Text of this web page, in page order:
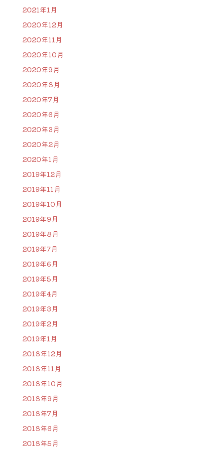
2021年1月
2020年12月
2020年11月
2020年10月
2020年9月
2020年8月
2020年7月
2020年6月
2020年3月
2020年2月
2020年1月
2019年12月
2019年11月
2019年10月
2019年9月
2019年8月
2019年7月
2019年6月
2019年5月
2019年4月
2019年3月
2019年2月
2019年1月
2018年12月
2018年11月
2018年10月
2018年9月
2018年7月
2018年6月
2018年5月